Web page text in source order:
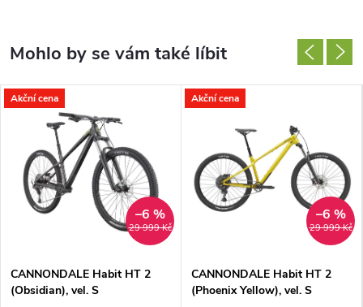
Akční cena
29 999 Kč
–6 %
CANNONDALE Habit HT 2
(Obsidian), vel. S
Akční cena
29 999 Kč
–6 %
CANNONDALE Habit HT 2
(Phoenix Yellow), vel. S